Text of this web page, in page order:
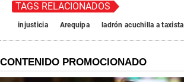
TAGS RELACIONADOS
injusticia Arequipa ladrón acuchilla a taxista